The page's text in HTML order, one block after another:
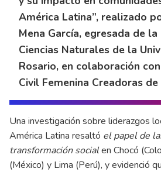
América Latina”, realizado
Mena García, egresada de
Ciencias Naturales de la
Rosario, en colaboración
Civil Femenina Creadoras
Una investigación sobre liderazgos
América Latina resaltó el papel de
transformación socialen Chocó
(México) y Lima (Perú), y evidenció